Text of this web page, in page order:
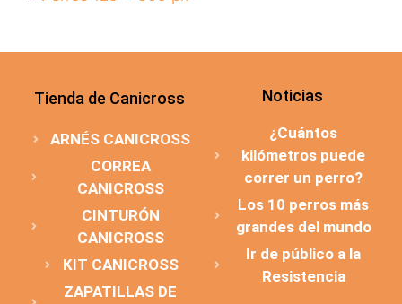
Tienda de Canicross
ARNÉS CANICROSS
CORREA
CANICROSS
CINTURÓN
CANICROSS
KIT CANICROSS
ZAPATILLAS DE
Noticias
¿Cuántos
kilómetros puede
correr un perro?
Los 10 perros más
grandes del mundo
Ir de público a la
Resistencia